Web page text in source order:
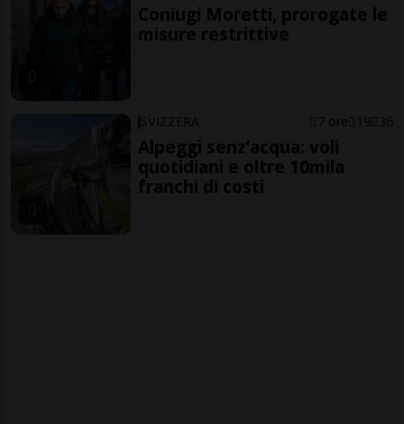
Coniugi Moretti, prorogate le
misure restrittive
SVIZZERA 7 ore 19 36
Alpeggi senz’acqua: voli
quotidiani e oltre 10mila
franchi di costi